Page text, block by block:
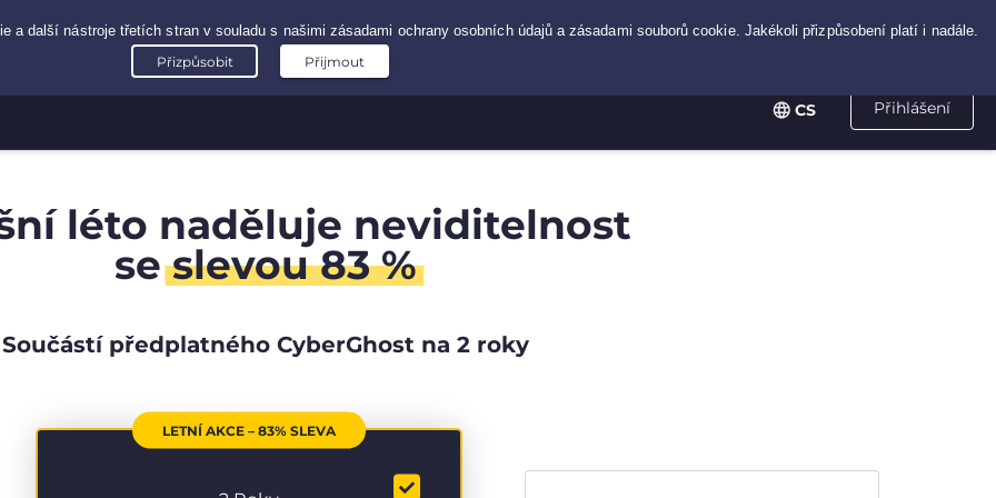
Přihlášení
CS
léto naděluje neviditelnost
seslevou 83 %
Součástí předplatného CyberGhost na 2 roky
LETNÍ AKCE – 83% SLEVA